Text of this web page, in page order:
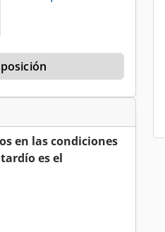
en las condiciones
es el